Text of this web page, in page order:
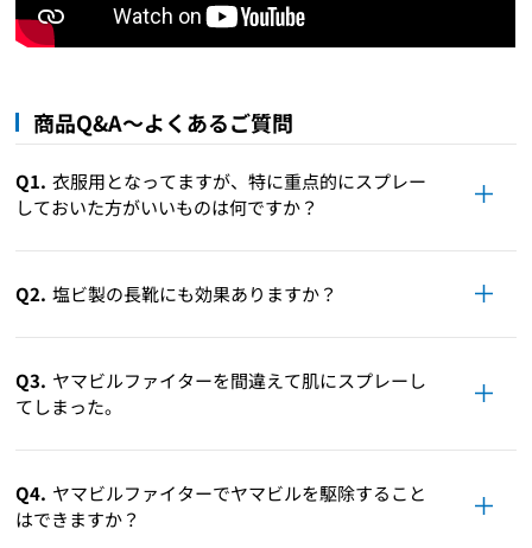
商品Q&A～よくあるご質問
Q1. 衣服用となってますが、特に重点的にスプレー
しておいた方がいいものは何ですか？
Q2. 塩ビ製の長靴にも効果ありますか？
Q3. ヤマビルファイターを間違えて肌にスプレーし
てしまった。
Q4. ヤマビルファイターでヤマビルを駆除すること
はできますか？